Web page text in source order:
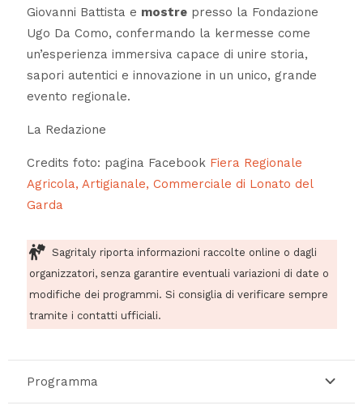
Giovanni Battista e mostrepresso la Fondazione
Ugo Da Como, confermando la kermesse come
un’esperienza immersiva capace di unire storia,
sapori autentici e innovazione in un unico, grande
evento regionale.
La Redazione
Credits foto: pagina Facebook Fiera Regionale
Agricola, Artigianale, Commerciale di Lonato del
Garda
Sagritaly riporta informazioni raccolte online o dagli
organizzatori, senza garantire eventuali variazioni di date o
modifiche dei programmi. Si consiglia di verificare sempre
tramite i contatti ufficiali.
Programma